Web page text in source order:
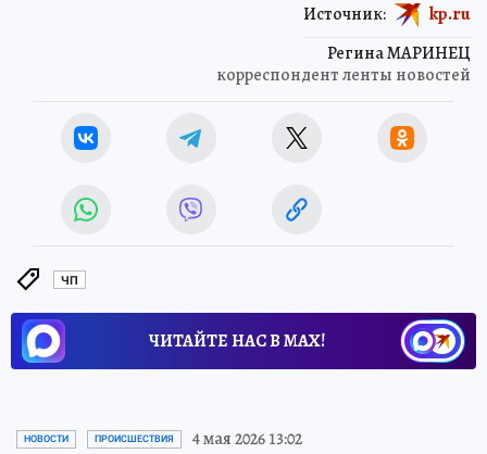
Регина МАРИНЕЦ
корреспондент ленты новостей
Источник: kp.ru
ЧП
ЧИТАЙТЕ НАС В МАХ!
НОВОСТИ ПРОИСШЕСТВИЯ 4 мая 2026 13:02